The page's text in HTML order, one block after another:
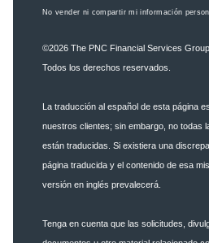
No vender ni compartir mi información
©2026 The PNC Financial Services
Todos los derechos reservados.
La traducción al español de esta página
nuestros clientes; sin embargo, no todas
están traducidas. Si existiera una
página traducida y el contenido de esa
versión en inglés prevalecerá.
Tenga en cuenta que las solicitudes,